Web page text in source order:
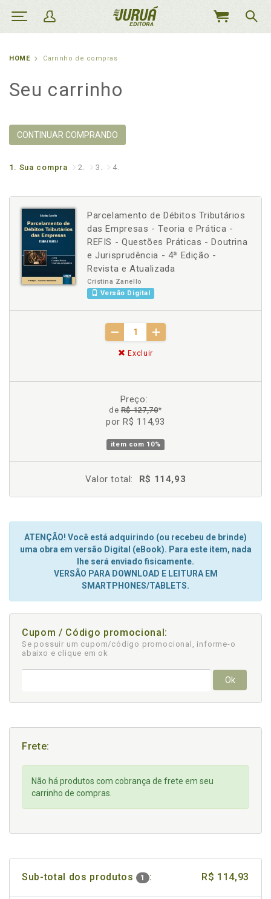
MEU
HOME Carrinho de compras
Seu carrinho
CONTINUAR COMPRANDO
1. Sua compra 2. 3. 4.
Parcelamento de Débitos Tributários
das Empresas - Teoria e Prática -
REFIS - Questões Práticas - Doutrina
e Jurisprudência - 4ª Edição -
Revista e Atualizada
Cristina Zanello
Versão Digital
Excluir
Preço:
deR$ 127,70*
por R$ 114,93
item com 10%
Valor total: R$ 114,93
ATENÇÃO! Você está adquirindo (ou recebeu de brinde)
uma obra em versão Digital (eBook). Para este item, nada
lhe será enviado fisicamente.
VERSÃO PARA DOWNLOAD E LEITURA EM
SMARTPHONES/TABLETS.
Cupom / Código promocional:
Se possuir um cupom/código promocional, informe-o
abaixo e clique em ok
Ok
Frete:
Não há produtos com cobrança de frete em seu
carrinho de compras.
Sub-total dos produtos 1 : R$ 114,93